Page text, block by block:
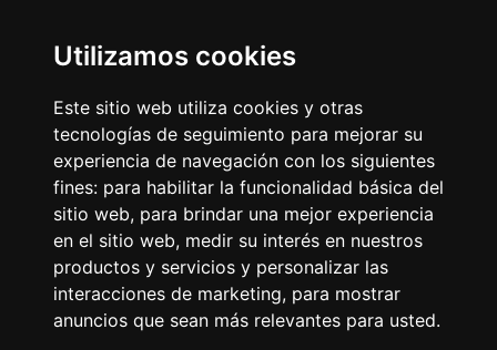
Utilizamos cookies
Este sitio web utiliza cookies y otras
tecnologías de seguimiento para mejorar su
experiencia de navegación con los siguientes
fines: para habilitar la funcionalidad básica del
sitio web, para brindar una mejor experiencia
en el sitio web, medir su interés en nuestros
productos y servicios y personalizar las
interacciones de marketing, para mostrar
anuncios que sean más relevantes para usted.
Noticias
Emisoras Unidas
Encuéntranos
Contacto
Términos y condiciones
Directorio